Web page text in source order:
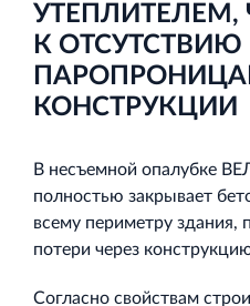
УТЕПЛИТЕЛЕМ,
К ОТСУТСТВИЮ
КОНСТРУКЦИИ
В несъемной опалубке
полностью закрывает
всему периметру здания,
потери через
Согласно свойствам